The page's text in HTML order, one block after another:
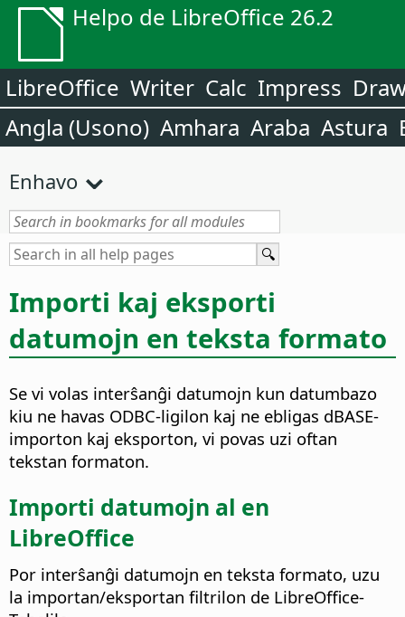
Helpo de LibreOffice 26.2
LibreOffice Writer Calc Impress
Angla (Usono) Amhara Araba Astura
Enhavo
Importi kaj eksporti
datumojn en teksta formato
Se vi volas interŝanĝi datumojn kun datumbazo
kiu ne havas ODBC-ligilon kaj ne ebligas dBASE-
importon kaj eksporton, vi povas uzi oftan
tekstan formaton.
Importi datumojn al en
LibreOffice
Por interŝanĝi datumojn en teksta formato, uzu
la importan/eksportan filtrilon de LibreOffice-